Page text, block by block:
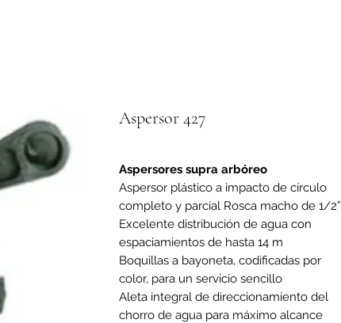
Aspersor 427
Aspersores supra arbóreo
Aspersor plástico a impacto de círculo
completo y parcial Rosca macho de 1/2”
Excelente distribución de agua con
espaciamientos de hasta 14 m
Boquillas a bayoneta, codificadas por
color, para un servicio sencillo
Aleta integral de direccionamiento del
chorro de agua para máximo alcance